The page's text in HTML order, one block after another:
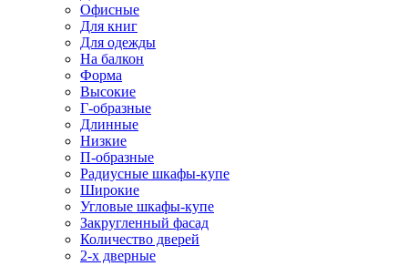
Офисные
Для книг
Для одежды
На балкон
Форма
Высокие
Г-образные
Длинные
Низкие
П-образные
Радиусные шкафы-купе
Широкие
Угловые шкафы-купе
Закругленный фасад
Количество дверей
2-х дверные